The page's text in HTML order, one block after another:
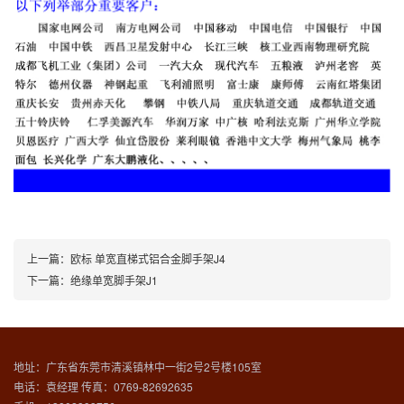
上一篇： 欧标 单宽直梯式铝合金脚手架J4
下一篇： 绝缘单宽脚手架J1
地址：广东省东莞市清溪镇林中一街2号2号楼105室
电话：袁经理 传真：0769-82692635